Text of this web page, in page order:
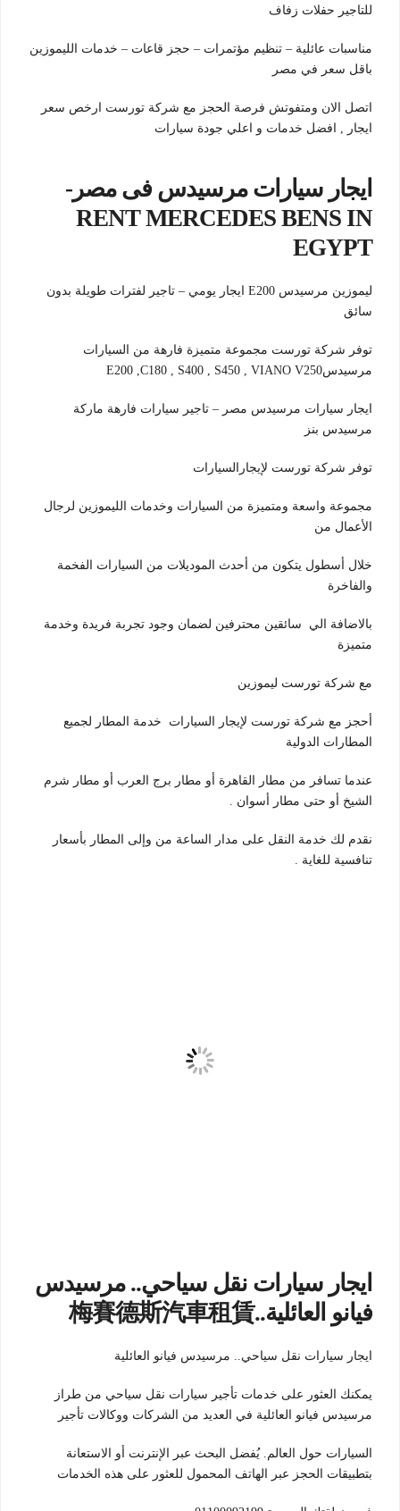
للتاجير حفلات زفاف
مناسبات عائلية – تنظيم مؤتمرات – حجز قاعات – خدمات الليموزين
باقل سعر في مصر
اتصل الان ومتفوتش فرصة الحجز مع شركة تورست ارخص سعر
ايجار , افضل خدمات و اعلي جودة سيارات
ايجار سيارات مرسيدس فى مصر-
RENT MERCEDES BENS IN
EGYPT
ليموزين مرسيدس E200 ايجار يومي – تاجير لفترات طويلة بدون
سائق
توفر شركة تورست مجموعة متميزة فارهة من السيارات
مرسيدسE200 ,C180 , S400 , S450 , VIANO V250
ايجار سيارات مرسيدس مصر – تاجير سيارات فارهة ماركة
مرسيدس بنز
توفر شركة تورست لإيجارالسيارات
مجموعة واسعة ومتميزة من السيارات وخدمات الليموزين لرجال
الأعمال من
خلال أسطول يتكون من أحدث الموديلات من السيارات الفخمة
والفاخرة
بالاضافة الي سائقين محترفين لضمان وجود تجربة فريدة وخدمة
متميزة
مع شركة تورست ليموزين
أحجز مع شركة تورست لإيجار السيارات خدمة المطار لجميع
المطارات الدولية
عندما تسافر من مطار القاهرة أو مطار برج العرب أو مطار شرم
الشيخ أو حتى مطار أسوان .
نقدم لك خدمة النقل على مدار الساعة من وإلى المطار بأسعار
تنافسية للغاية .
ايجار سيارات نقل سياحي.. مرسيدس
فيانو العائلية..梅賽德斯汽車租賃
ايجار سيارات نقل سياحي.. مرسيدس فيانو العائلية
يمكنك العثور على خدمات تأجير سيارات نقل سياحي من طراز
مرسيدس فيانو العائلية في العديد من الشركات ووكالات تأجير
السيارات حول العالم. يُفضل البحث عبر الإنترنت أو الاستعانة
بتطبيقات الحجز عبر الهاتف المحمول للعثور على هذه الخدمات